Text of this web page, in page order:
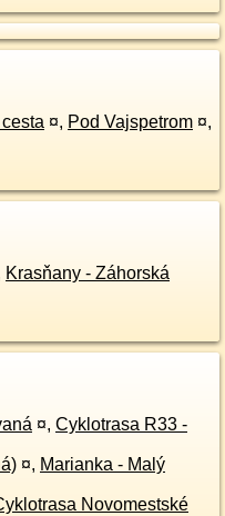
¤, Pod Vajspetrom ¤,
Krasňany - Záhorská
¤, Cyklotrasa R33 -
¤, Marianka - Malý
Novomestské